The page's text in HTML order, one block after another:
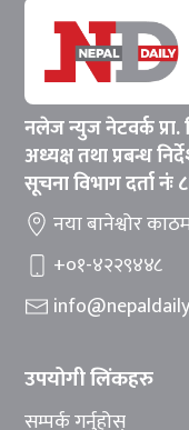
नलेज न्युज नेटवर्क प्रा.
अध्यक्ष तथा प्रबन्ध
सूचना विभाग दर्ता
नया बानेश्वोर
+०१-४२२९४४८
उपयोगी लिंकहरु
सम्पर्क गर्नुहोस्